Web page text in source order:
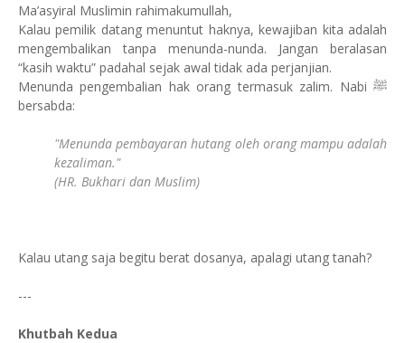
Ma’asyiral Muslimin rahimakumullah,
Kalau pemilik datang menuntut haknya, kewajiban kita adalah
mengembalikan tanpa menunda-nunda. Jangan beralasan
“kasih waktu” padahal sejak awal tidak ada perjanjian.
Menunda pengembalian hak orang termasuk zalim. Nabi ﷺ
bersabda:
"Menunda pembayaran hutang oleh orang mampu adalah
kezaliman."
(HR. Bukhari dan Muslim)
Kalau utang saja begitu berat dosanya, apalagi utang tanah?
---
Khutbah Kedua